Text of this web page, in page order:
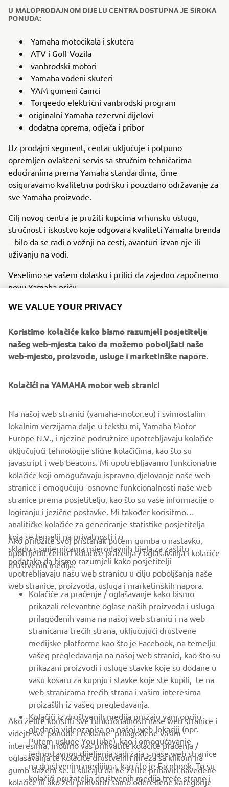
U MALOPRODAJNOM DIJELU CENTRA DOSTUPNA JE ŠIROKA
PONUDA:
Yamaha motocikala i skutera
ATV i Golf Vozila
vanbrodski motori
Yamaha vodeni skuteri
YAM gumeni čamci
Torqeedo električni vanbrodski program
originalni Yamaha rezervni dijelovi
dodatna oprema, odječa i pribor
Uz prodajni segment, centar uključuje i potpuno
opremljen ovlašteni servis sa stručnim tehničarima
educiranima prema Yamaha standardima, čime
osiguravamo kvalitetnu podršku i pouzdano održavanje za
sve Yamaha proizvode.
Cilj novog centra je pružiti kupcima vrhunsku uslugu,
stručnost i iskustvo koje odgovara kvaliteti Yamaha brenda
– bilo da se radi o vožnji na cesti, avanturi izvan nje ili
uživanju na vodi.
Veselimo se vašem dolasku i prilici da zajedno započnemo
novu Yamaha priču.
Obratite nam se s punim povjerenjem:
📞 +385 1 3466 990
Vidimo se u Zagrebu!
1/10
CORPORATE
FOR BUSINESS
MORE YAMAHA
SUPPORT
BILTEN
Budite prvi koji će saznati o najnovijim ponudama, posebnim
događajima, novim izdanjima i još mnogo toga
PRETPLATITE SE
WE VALUE YOUR PRIVACY
Koristimo kolačiće kako bismo razumjeli posjetitelje
našeg web-mjesta tako da možemo poboljšati naše
web-mjesto, proizvode, usluge i marketinške napore.
Kolačići na YAMAHA motor web stranici
Na našoj web stranici (yamaha-motor.eu) i svimostalim
lokalnim verzijama dalje u tekstu mi, Yamaha Motor
Europe N.V., i njezine podružnice upotrebljavaju kolačiće
uključujući tehnologije slične kolačićima, kao što su
javascript i web beacons. Mi upotrebljavamo funkcionalne
kolačiće koji omogučavaju ispravno djelovanje naše web
stranice i omogučuju osnovne funkcionalnosti naše web
stranice prema posjetitelju, kao što su vaše informacije o
logiranju i jezične postavke. Mi također korisitmo
analitičke kolačiće za generiranje statistike posjetitelja
koja se temelji na privatnosti i u
skladu s smjernicama mjerodavnih tijela za zaštitu
podataka da bismo razumjeli kako posjetitelji
upotrebljavaju našu web stranicu u cilju poboljšanja naše
web stranice, proizvoda, usluga i marketinških napora.
Ako priložite svoj pristanak putem gumba u nastavku,
upotrijebit ćemo i kolačiće praćenja / oglašavanja i kolačiće
društvenih medija:
Kolačiće za praćenje / oglašavanje kako bismo
prikazali relevantne oglase naših proizvoda i usluga
prilagođenih vama na našoj web stranici i na web
stranicama trećih strana, uključujući društvene
medijske platforme kao što je Facebook, na temelju
vašeg pregledavanja na našoj web stranici, kao što su
prikazani proizvodi i usluge stavke koje su dodane u
vašu košaru za kupnju i stavke koje ste kupili, te na
web stranicama trećih strana i vašim interesima
proizašlih iz vašeg pregledavanja.
Kolačići iz društvenih medija pružaju vam opciju
gledanja videozapisa na našoj web-lokaciji (npr.
Putem usluge YouTube), kao i omogućavanje
jednostavnog dijeljenja sadržaja s naše web stranice
na društvenim medijima, kao što je Facebook. To su
kolačići pružatelja društvenih medija treće strane i
Ako želite koristiti sve funkcionalnosti naše web stranice i
videjti sve ponude i reklame prilagođene vašim
interesima, molimo vas prihvatite kolačiće praćenja /
oglašavanja te kolačiće društvenih mreža sa klikom na
gumb slažem se. u slučaju da ne želite prihaviti navedene
kolačiće ili ako želi prihvatiti samo odeređene kategorije